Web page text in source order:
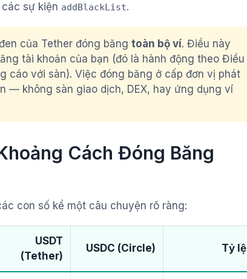
sự kiện addBlackList.
của Tether đóng băng toàn bộ ví. Điều này
tài khoản của bạn (đó là hành động theo Điều
cáo với sàn). Việc đóng băng ở cấp đơn vị phát
— không sàn giao dịch, DEX, hay ứng dụng ví
Cách Đóng Băng
con số kể một câu chuyện rõ ràng:
USDT
(Tether)
USDC (Circle) Tỷ lệ